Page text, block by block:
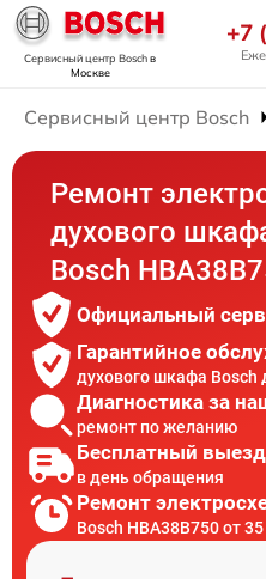
Сервисный центр Boschв
Москве
+7
Сервисный центр Bosch
Ремонт
духового
Bosch
Официальный
Гарантийное
духового шкафа Bosch
Диагностика за
ремонт по желанию
Бесплатный
в день обращения
Ремонт
Bosch HBA38B750 от